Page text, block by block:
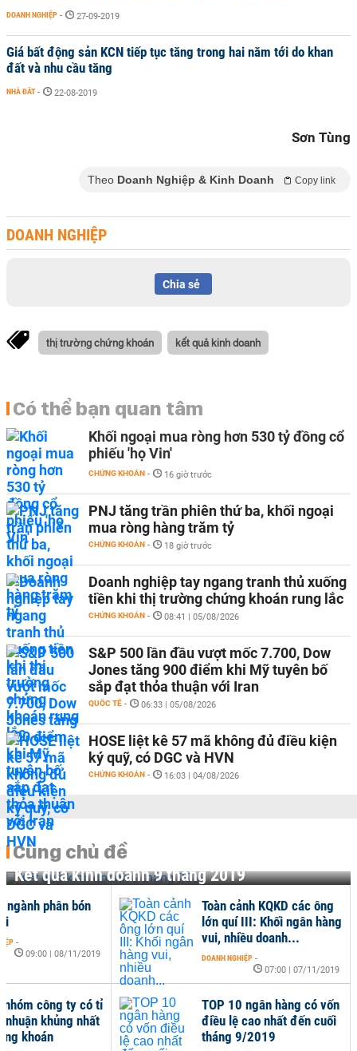
DOANH NGHIỆP - 27-09-2019
Giá bất động sản KCN tiếp tục tăng trong hai năm tới do khan
đất và nhu cầu tăng
NHÀ ĐẤT - 22-08-2019
Sơn Tùng
Theo Doanh Nghiệp & Kinh Doanh Copy link
DOANH NGHIỆP
Chia sẻ
thị trường chứng khoán kết quả kinh doanh
Có thể bạn quan tâm
Khối ngoại mua ròng hơn 530 tỷ đồng cổ
phiếu 'họ Vin'
CHỨNG KHOÁN - 16 giờ trước
PNJ tăng trần phiên thứ ba, khối ngoại
mua ròng hàng trăm tỷ
CHỨNG KHOÁN - 18 giờ trước
Doanh nghiệp tay ngang tranh thủ xuống
tiền khi thị trường chứng khoán rung lắc
CHỨNG KHOÁN - 08:41 | 05/08/2026
S&P 500 lần đầu vượt mốc 7.700, Dow
Jones tăng 900 điểm khi Mỹ tuyên bố
sắp đạt thỏa thuận với Iran
QUỐC TẾ - 06:33 | 05/08/2026
HOSE liệt kê 57 mã không đủ điều kiện
ký quỹ, có DGC và HVN
CHỨNG KHOÁN - 16:03 | 04/08/2026
Cùng chủ đề
Kết quả kinh doanh 9 tháng 2019
TOP 10 ngân hàng có vốn
điều lệ cao nhất đến cuối
tháng 9/2019
ngành phân bón
-
09:00 | 08/11/2019
nhóm công ty có tỉ
nhuận khủng nhất
khoán
Toàn cảnh KQKD các ông
lớn quí III: Khối ngân hàng
vui, nhiều doanh...
DOANH NGHIỆP -
07:00 | 07/11/2019